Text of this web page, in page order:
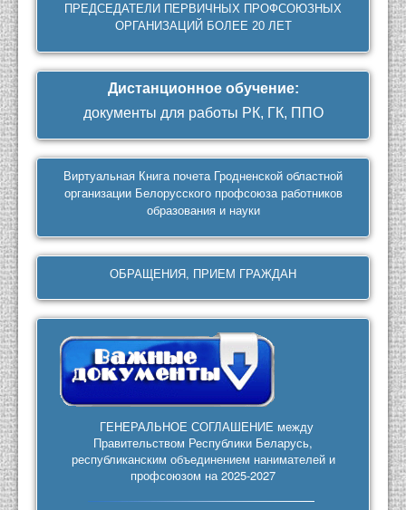
ПРЕДСЕДАТЕЛИ ПЕРВИЧНЫХ ПРОФСОЮЗНЫХ
ОРГАНИЗАЦИЙ БОЛЕЕ 20 ЛЕТ
Дистанционное обучение:
документы для работы РК, ГК, ППО
Виртуальная Книга почета Гродненской областной
организации Белорусского профсоюза работников
образования и науки
ОБРАЩЕНИЯ, ПРИЕМ ГРАЖДАН
ГЕНЕРАЛЬНОЕ СОГЛАШЕНИЕ между
Правительством Республики Беларусь,
республиканским объединением нанимателей и
профсоюзом на 2025-2027